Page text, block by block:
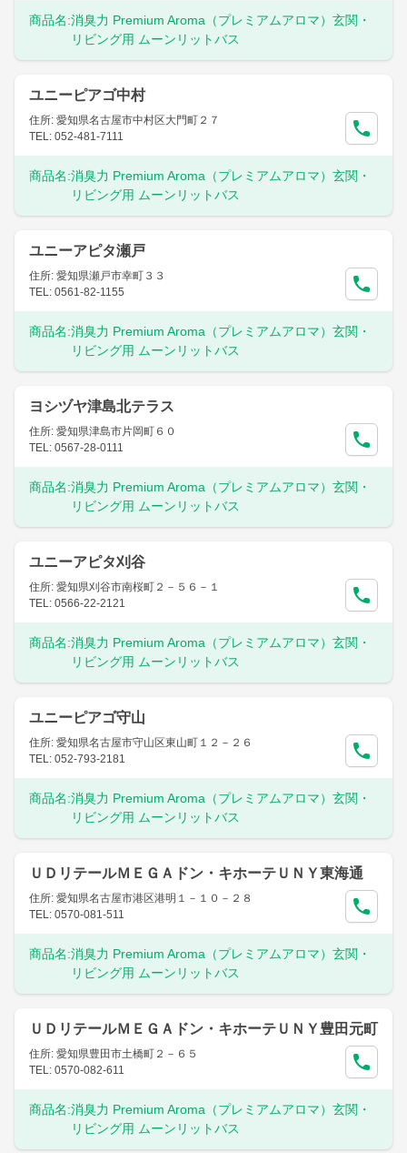
商品名:消臭力 Premium Aroma（プレミアムアロマ）玄関・
リビング用 ムーンリットバス
ユニーピアゴ中村
住所: 愛知県名古屋市中村区大門町２７
TEL: 052-481-7111
商品名:消臭力 Premium Aroma（プレミアムアロマ）玄関・
リビング用 ムーンリットバス
ユニーアピタ瀬戸
住所: 愛知県瀬戸市幸町３３
TEL: 0561-82-1155
商品名:消臭力 Premium Aroma（プレミアムアロマ）玄関・
リビング用 ムーンリットバス
ヨシヅヤ津島北テラス
住所: 愛知県津島市片岡町６０
TEL: 0567-28-0111
商品名:消臭力 Premium Aroma（プレミアムアロマ）玄関・
リビング用 ムーンリットバス
ユニーアピタ刈谷
住所: 愛知県刈谷市南桜町２－５６－１
TEL: 0566-22-2121
商品名:消臭力 Premium Aroma（プレミアムアロマ）玄関・
リビング用 ムーンリットバス
ユニーピアゴ守山
住所: 愛知県名古屋市守山区東山町１２－２６
TEL: 052-793-2181
商品名:消臭力 Premium Aroma（プレミアムアロマ）玄関・
リビング用 ムーンリットバス
ＵＤリテールＭＥＧＡドン・キホーテＵＮＹ東海通
住所: 愛知県名古屋市港区港明１－１０－２８
TEL: 0570-081-511
商品名:消臭力 Premium Aroma（プレミアムアロマ）玄関・
リビング用 ムーンリットバス
ＵＤリテールＭＥＧＡドン・キホーテＵＮＹ豊田元町
住所: 愛知県豊田市土橋町２－６５
TEL: 0570-082-611
商品名:消臭力 Premium Aroma（プレミアムアロマ）玄関・
リビング用 ムーンリットバス